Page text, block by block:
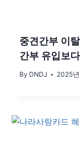
중견간부 이
간부 유입보
By DNDJ 2025년